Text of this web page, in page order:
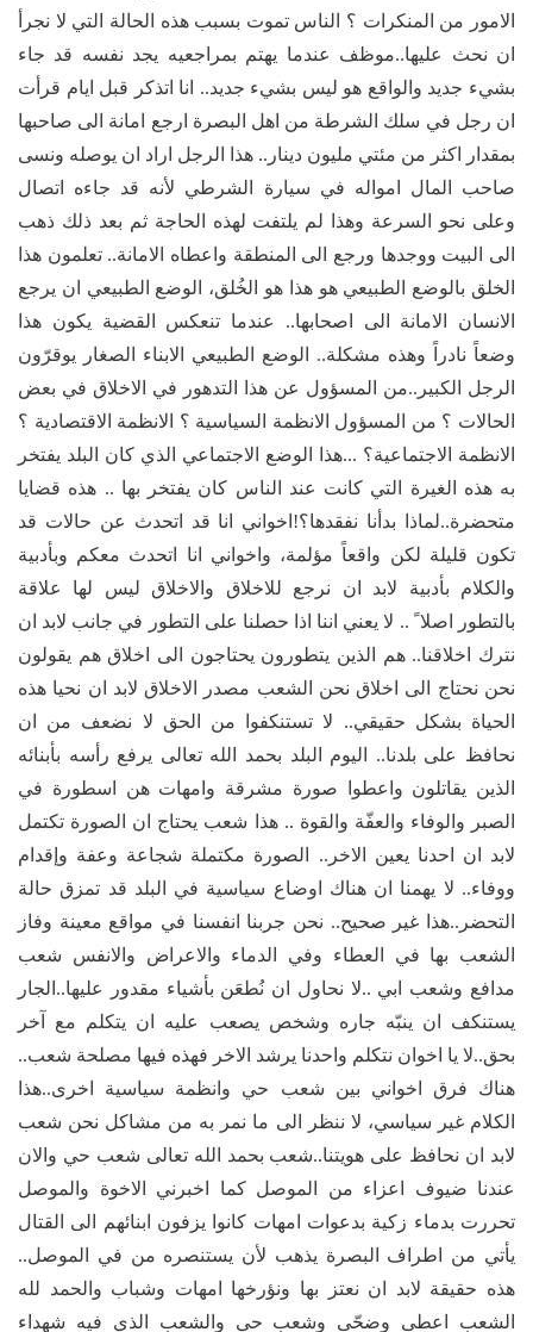
الامور من المنكرات ؟ الناس تموت بسبب هذه الحالة التي لا نجرأ
ان نحث عليها..موظف عندما يهتم بمراجعيه يجد نفسه قد جاء
بشيء جديد والواقع هو ليس بشيء جديد.. انا اتذكر قبل ايام قرأت
ان رجل في سلك الشرطة من اهل البصرة ارجع امانة الى صاحبها
بمقدار اكثر من مئتي مليون دينار.. هذا الرجل اراد ان يوصله ونسى
صاحب المال امواله في سيارة الشرطي لأنه قد جاءه اتصال
وعلى نحو السرعة وهذا لم يلتفت لهذه الحاجة ثم بعد ذلك ذهب
الى البيت ووجدها ورجع الى المنطقة واعطاه الامانة.. تعلمون هذا
الخلق بالوضع الطبيعي هو هذا هو الخُلق، الوضع الطبيعي ان يرجع
الانسان الامانة الى اصحابها.. عندما تنعكس القضية يكون هذا
وضعاً نادراً وهذه مشكلة.. الوضع الطبيعي الابناء الصغار يوقرّون
الرجل الكبير..من المسؤول عن هذا التدهور في الاخلاق في بعض
الحالات ؟ من المسؤول الانظمة السياسية ؟ الانظمة الاقتصادية ؟
الانظمة الاجتماعية؟ ...هذا الوضع الاجتماعي الذي كان البلد يفتخر
به هذه الغيرة التي كانت عند الناس كان يفتخر بها .. هذه قضايا
متحضرة..لماذا بدأنا نفقدها؟!اخواني انا قد اتحدث عن حالات قد
تكون قليلة لكن واقعاً مؤلمة، واخواني انا اتحدث معكم وبأدبية
والكلام بأدبية لابد ان نرجع للاخلاق والاخلاق ليس لها علاقة
بالتطور اصلا ً .. لا يعني اننا اذا حصلنا على التطور في جانب لابد ان
نترك اخلاقنا.. هم الذين يتطورون يحتاجون الى اخلاق هم يقولون
نحن نحتاج الى اخلاق نحن الشعب مصدر الاخلاق لابد ان نحيا هذه
الحياة بشكل حقيقي.. لا تستنكفوا من الحق لا نضعف من ان
نحافظ على بلدنا.. اليوم البلد بحمد الله تعالى يرفع رأسه بأبنائه
الذين يقاتلون واعطوا صورة مشرقة وامهات هن اسطورة في
الصبر والوفاء والعفّة والقوة .. هذا شعب يحتاج ان الصورة تكتمل
لابد ان احدنا يعين الاخر.. الصورة مكتملة شجاعة وعفة وإقدام
ووفاء.. لا يهمنا ان هناك اوضاع سياسية في البلد قد تمزق حالة
التحضر..هذا غير صحيح.. نحن جربنا انفسنا في مواقع معينة وفاز
الشعب بها في العطاء وفي الدماء والاعراض والانفس شعب
مدافع وشعب ابي ..لا نحاول ان نُطعَن بأشياء مقدور عليها..الجار
يستنكف ان ينبّه جاره وشخص يصعب عليه ان يتكلم مع آخر
بحق..لا يا اخوان نتكلم واحدنا يرشد الاخر فهذه فيها مصلحة شعب..
هناك فرق اخواني بين شعب حي وانظمة سياسية اخرى..هذا
الكلام غير سياسي، لا ننظر الى ما نمر به من مشاكل نحن شعب
لابد ان نحافظ على هويتنا..شعب بحمد الله تعالى شعب حي والان
عندنا ضيوف اعزاء من الموصل كما اخبرني الاخوة والموصل
تحررت بدماء زكية بدعوات امهات كانوا يزفون ابنائهم الى القتال
يأتي من اطراف البصرة يذهب لأن يستنصره من في الموصل..
هذه حقيقة لابد ان نعتز بها ونؤرخها امهات وشباب والحمد لله
الشعب اعطى وضحّى وشعب حي والشعب الذي فيه شهداء